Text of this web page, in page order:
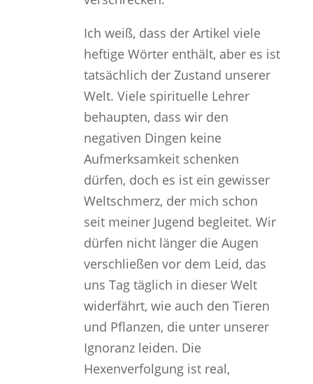
Ich weiß, dass der Artikel viele
heftige Wörter enthält, aber es ist
tatsächlich der Zustand unserer
Welt. Viele spirituelle Lehrer
behaupten, dass wir den
negativen Dingen keine
Aufmerksamkeit schenken
dürfen, doch es ist ein gewisser
Weltschmerz, der mich schon
seit meiner Jugend begleitet. Wir
dürfen nicht länger die Augen
verschließen vor dem Leid, das
uns Tag täglich in dieser Welt
widerfährt, wie auch den Tieren
und Pflanzen, die unter unserer
Ignoranz leiden. Die
Hexenverfolgung ist real,